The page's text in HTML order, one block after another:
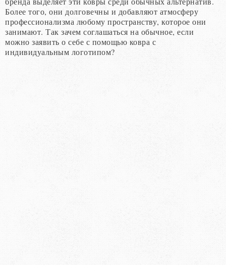
Более того, они долговечны и добавляют атмосферу
профессионализма любому пространству, которое они
занимают. Так зачем соглашаться на обычное, если
можно заявить о себе с помощью ковра с
индивидуальным логотипом?